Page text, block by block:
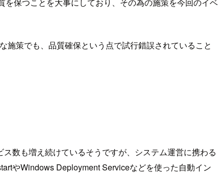
策でも、品質確保という点で試行錯誤されていること
数も増え続けているそうですが、システム運営に携わる
やWindows Deployment Serviceなどを使った自動イン